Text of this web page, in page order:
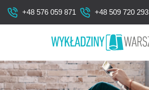
+48 576 059 871 +48 509 720 293